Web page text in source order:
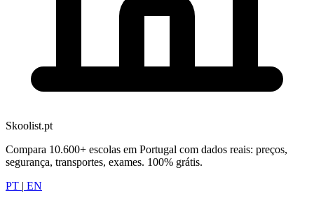
Skoolist.pt
Compara 10.600+ escolas em Portugal com dados reais: preços,
segurança, transportes, exames. 100% grátis.
PT | EN